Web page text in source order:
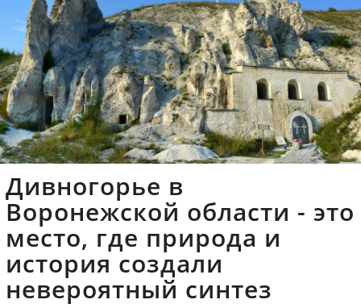
Дивногорье в
Воронежской области - это
место, где природа и
история создали
невероятный синтез